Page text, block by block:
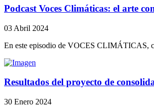
Podcast Voces Climáticas: el arte
03 Abril 2024
En este episodio de VOCES CLIMÁTICAS,
Resultados del proyecto de
30 Enero 2024